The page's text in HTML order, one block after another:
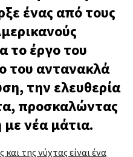
ένας από τους
το έργο του
του αντανακλά
την ελευθερία
προσκαλώντας
νέα μάτια.